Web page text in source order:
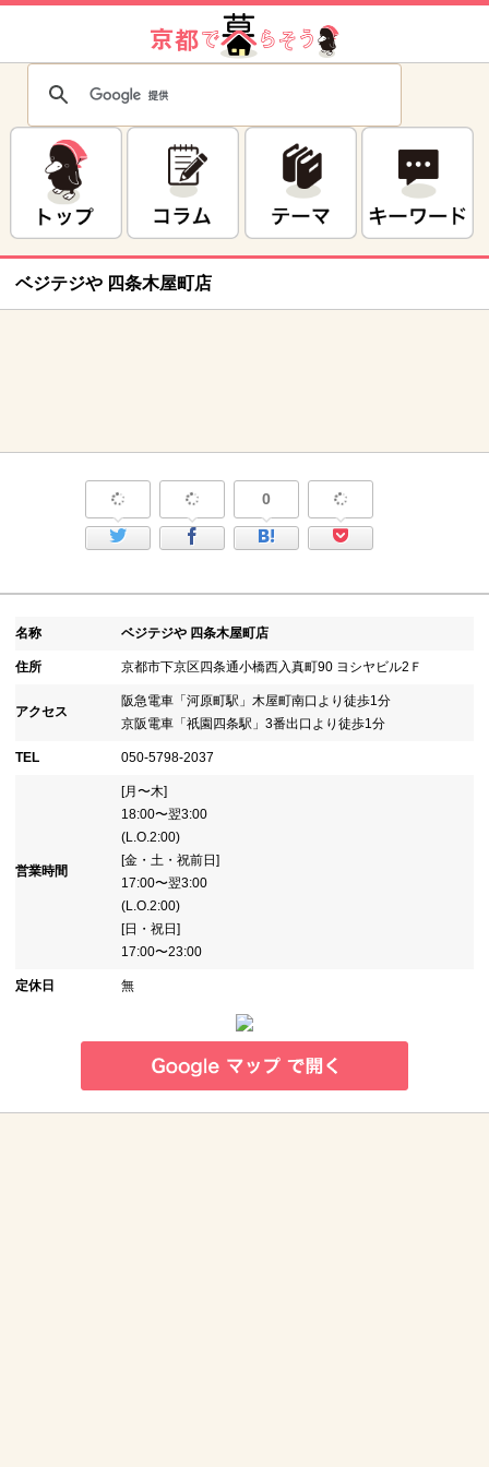
ベジテジや 四条木屋町店
0
名称 ベジテジや 四条木屋町店
住所 京都市下京区四条通小橋西入真町90 ヨシヤビル2Ｆ
アクセス
阪急電車「河原町駅」木屋町南口より徒歩1分
京阪電車「祇園四条駅」3番出口より徒歩1分
TEL 050-5798-2037
営業時間
[月〜木]
18:00〜翌3:00
(L.O.2:00)
[金・土・祝前日]
17:00〜翌3:00
(L.O.2:00)
[日・祝日]
17:00〜23:00
定休日 無